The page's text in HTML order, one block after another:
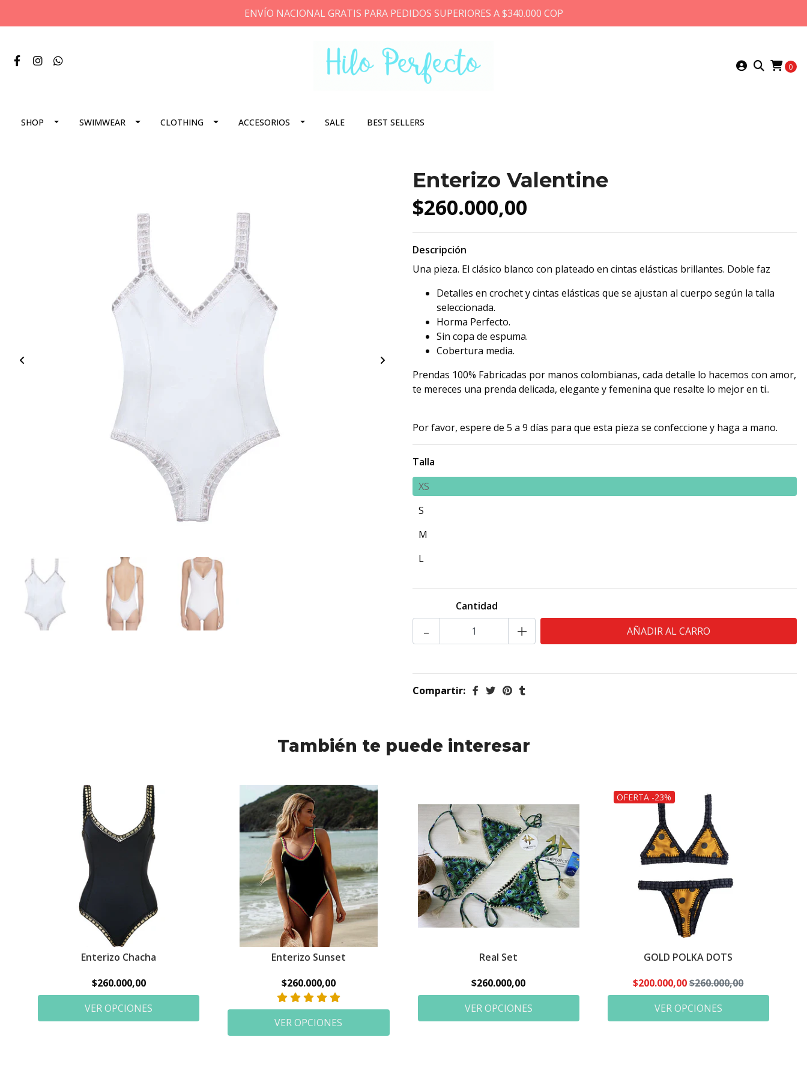
ENVÍO NACIONAL GRATIS PARA PEDIDOS SUPERIORES A $340.000 COP
0
SHOP SWIMWEAR CLOTHING ACCESORIOS SALE BEST SELLERS
Enterizo Valentine
$260.000,00
Descripción
Una pieza. El clásico blanco con plateado en cintas elásticas brillantes. Doble faz
Detalles en crochet y cintas elásticas que se ajustan al cuerpo según la talla
seleccionada.
Horma Perfecto.
Sin copa de espuma.
Cobertura media.
Prendas 100% Fabricadas por manos colombianas, cada detalle lo hacemos con amor,
te mereces una prenda delicada, elegante y femenina que resalte lo mejor en ti..
Por favor, espere de 5 a 9 días para que esta pieza se confeccione y haga a mano.
Talla
XS
S
M
L
Cantidad
- +
Compartir:
También te puede interesar
Enterizo Chacha
$260.000,00
VER OPCIONES
Enterizo Sunset
$260.000,00
VER OPCIONES
Real Set
$260.000,00
VER OPCIONES
OFERTA -23%
GOLD POLKA DOTS
$200.000,00$260.000,00
VER OPCIONES